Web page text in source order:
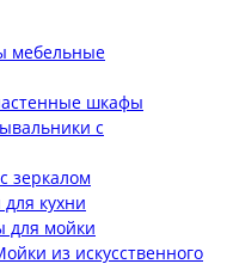
мебельные
шкафы
с
зеркалом
кухни
для мойки
из искусственного